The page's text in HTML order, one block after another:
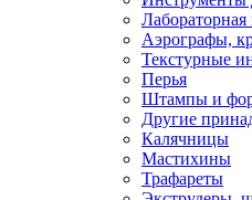
Лабораторная
Аэрографы,
Текстурные
Перья
Штампы и
Другие
Калячницы
Мастихины
Трафареты